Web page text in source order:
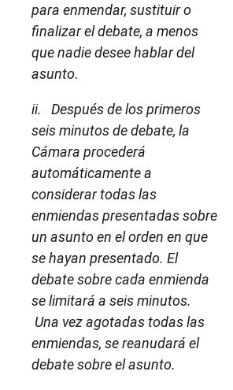
para enmendar, sustituir o
finalizar el debate, a menos
que nadie desee hablar del
asunto.
ii. Después de los primeros
seis minutos de debate, la
Cámara procederá
automáticamente a
considerar todas las
enmiendas presentadas sobre
un asunto en el orden en que
se hayan presentado. El
debate sobre cada enmienda
se limitará a seis minutos.
Una vez agotadas todas las
enmiendas, se reanudará el
debate sobre el asunto.